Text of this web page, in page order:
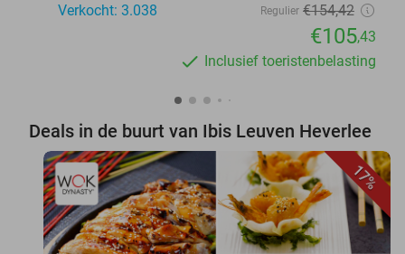
Verkocht: 3.038
Regulier €154,42
€105,43
Inclusief toeristenbelasting
Deals in de buurt van Ibis Leuven Heverlee
17%